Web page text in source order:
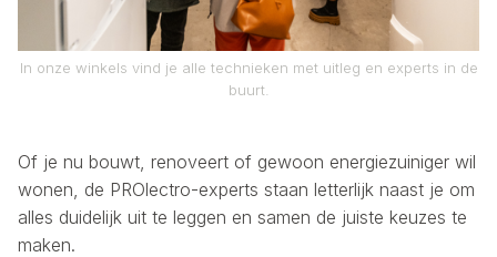
In onze winkels vind je alle technieken met uitleg en experts in de
buurt.
Of je nu bouwt, renoveert of gewoon energiezuiniger wil
wonen, de PROlectro-experts staan letterlijk naast je om
alles duidelijk uit te leggen en samen de juiste keuzes te
maken.